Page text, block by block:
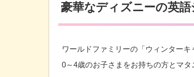
豪華なディズニーの英
ワールドファミリーの「ウィンター
0～4歳のお子さまをお持ちの方とマ